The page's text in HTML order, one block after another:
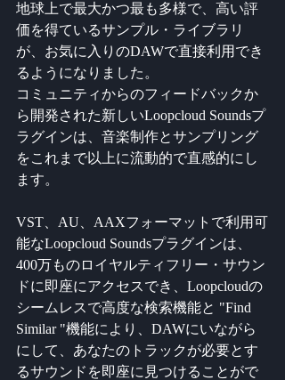
地球上で最大かつ最も多様で、高い評
価を得ているサンプル・ライブラリ
が、お気に入りのDAWで直接利用でき
るようになりました。
コミュニティからのフィードバックか
ら開発された新しいLoopcloud Soundsプ
ラグインは、音楽制作とサンプリング
をこれまで以上に流動的で直感的にし
ます。
VST、AU、AAXフォーマットで利用可
能なLoopcloud Soundsプラグインは、
400万ものロイヤルティフリー・サウン
ドに即座にアクセスでき、Loopcloudの
シームレスで高度な検索機能と "Find
Similar "機能により、DAWにいながら
にして、あなたのトラックが必要とす
るサウンドを即座に見つけることがで